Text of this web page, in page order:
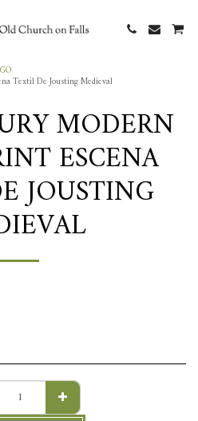
Textil De Jousting Medieval
MODERN
ESCENA
JOUSTING